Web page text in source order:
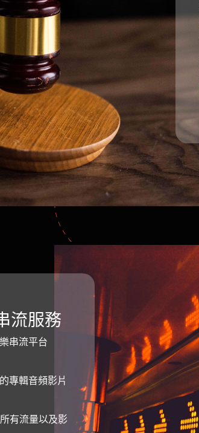
流服務
串流平台
專輯音頻影片
有流量以及影